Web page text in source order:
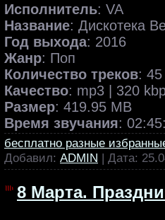
Исполнитель: VA
Название: Дискотека
Год выхода: 2016
Жанр: Поп
Количество треков: 45
Качество: mp3 | 320
Размер: 419.95 MB
Время звучания:
бесплатно разные
Добавил: ADMIN | Дата:
8 Марта.